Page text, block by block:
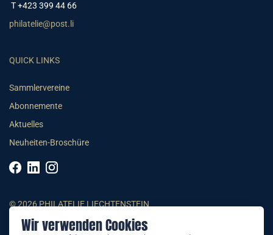
Wir verwenden Cookies
T +423 399 44 66
philatelie@post.li
QUICK LINKS
Sammlervereine
Abonnemente
Aktuelles
Neuheiten-Broschüre
© 2026 PHILATELIE LIECHTENSTEIN
AGB